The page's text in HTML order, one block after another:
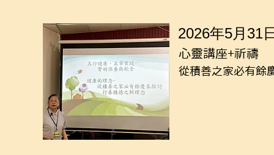
2026年5月31
心靈講座+祈禱
從積善之家必有餘